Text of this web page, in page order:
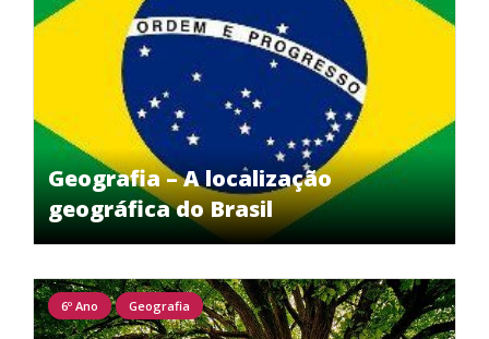
Geografia – A localização
geográfica do Brasil
6º Ano Geografia